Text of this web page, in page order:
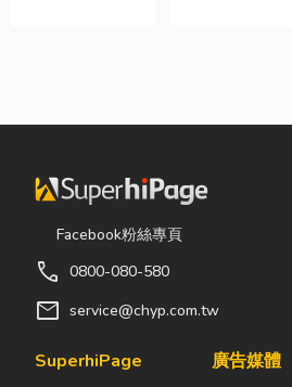
天都在使用的
實，一扇好的
門窗不只是遮
風避雨而已，
安全、採光、
通風與生活品
氣候潮濕多
經浮現各種美
人沙發、落地
充滿儀式感的
等一下！在踩
Facebook粉絲專頁
call 0800-080-580
mail service@chyp.com.tw
SuperhiPage 廣告媒體